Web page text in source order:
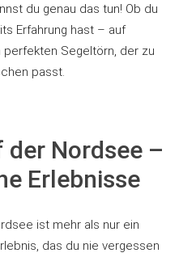
du genau das tun! Ob du
Erfahrung hast – auf
Segeltörn, der zu
passt.
Nordsee –
Erlebnisse
ist mehr als nur ein
das du nie vergessen